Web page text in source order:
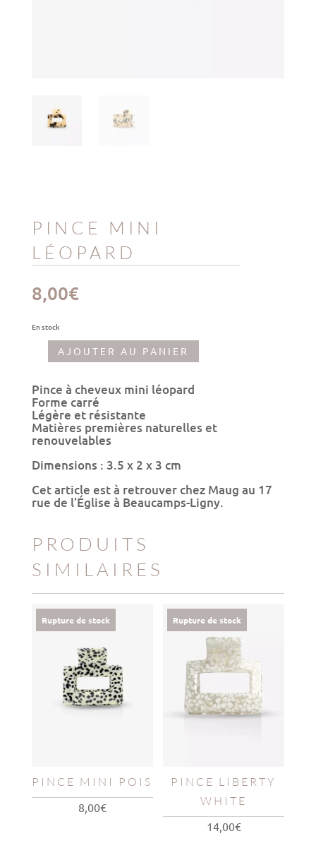
PINCE MINI
LÉOPARD
8,00€
En stock
quantité
mini
léopard
AJOUTER AU PANIER
Pince à cheveux mini léopard
Forme carré
Légère et résistante
Matières premières naturelles et
renouvelables
Dimensions : 3.5 x 2 x 3 cm
Cet article est à retrouver chez Maug au 17
rue de l’Église à Beaucamps-Ligny.
PRODUITS
SIMILAIRES
Rupture de stock
PINCE MINI POIS
8,00€
Rupture de stock
PINCE LIBERTY
WHITE
14,00€